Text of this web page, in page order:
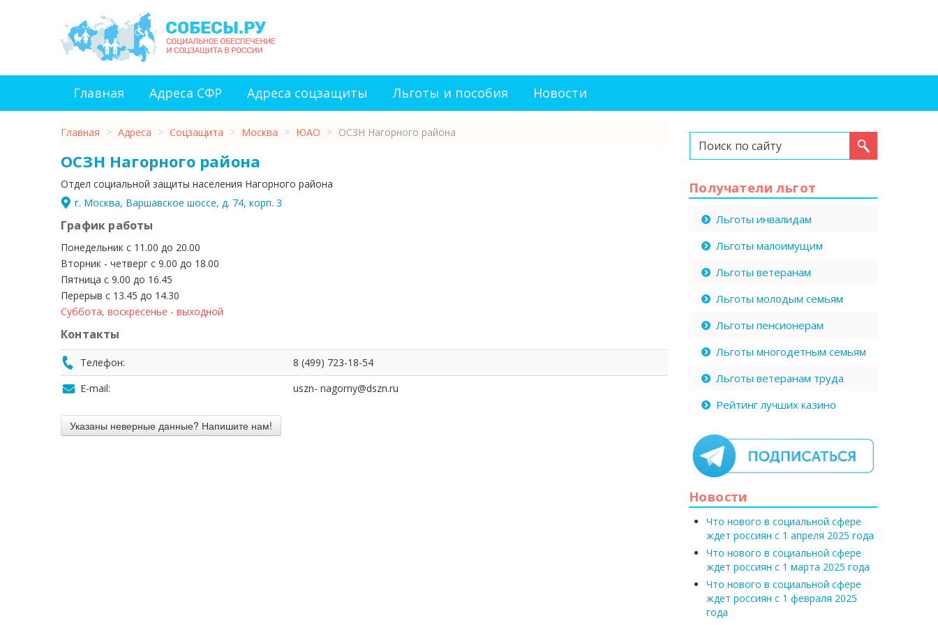
Главная Адреса СФР Адреса соцзащиты Льготы и пособия Новости
Главная > Адреса > Соцзащита > Москва > ЮАО > ОСЗН Нагорного района
ОСЗН Нагорного района
Отдел социальной защиты населения Нагорного района
г. Москва, Варшавское шоссе, д. 74, корп. 3
График работы
Понедельник с 11.00 до 20.00
Вторник - четверг с 9.00 до 18.00
Пятница с 9.00 до 16.45
Перерыв с 13.45 до 14.30
Суббота, воскресенье - выходной
Контакты
Телефон:
8 (499) 723-18-54
E-mail:
uszn- nagorny@dszn.ru
Искать...
Получатели льгот
Льготы инвалидам
Льготы малоимущим
Льготы ветеранам
Льготы молодым семьям
Льготы пенсионерам
Льготы многодетным семьям
Льготы ветеранам труда
Рейтинг лучших казино
Новости
Что нового в социальной сфере
ждет россиян с 1 апреля 2025 года
Что нового в социальной сфере
ждет россиян с 1 марта 2025 года
Что нового в социальной сфере
ждет россиян с 1 февраля 2025
года